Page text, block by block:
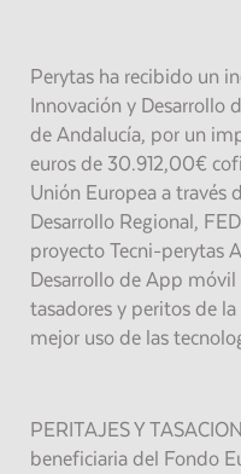
Perytas ha recibido un
Innovación y Desarrollo
de Andalucía, por un
euros de 30.912,00€
Unión Europea a través
Desarrollo Regional,
proyecto Tecni-perytas
Desarrollo de App
tasadores y peritos de
mejor uso de las
PERITAJES Y
beneficiaria del Fondo